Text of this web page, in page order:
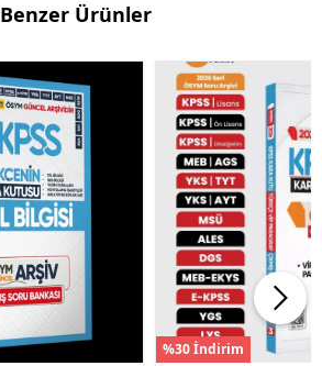
Benzer Ürünler
%30 İndirim